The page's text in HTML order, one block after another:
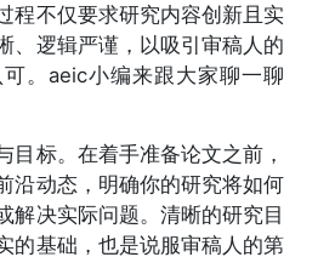
程不仅要求研究内容创新且实
、逻辑严谨，以吸引审稿人的
。aeic小编来跟大家聊一聊
目标。在着手准备论文之前，
沿动态，明确你的研究将如何
解决实际问题。清晰的研究目
的基础，也是说服审稿人的第